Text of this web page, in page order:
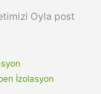
Oyla post
İzolasyon